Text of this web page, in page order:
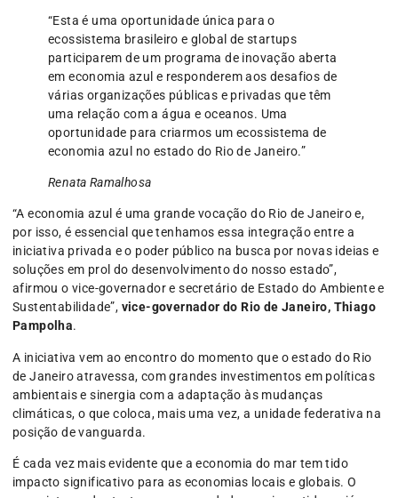
“Esta é uma oportunidade única para o
ecossistema brasileiro e global de startups
participarem de um programa de inovação aberta
em economia azul e responderem aos desafios de
várias organizações públicas e privadas que têm
uma relação com a água e oceanos. Uma
oportunidade para criarmos um ecossistema de
economia azul no estado do Rio de Janeiro.”
Renata Ramalhosa
“A economia azul é uma grande vocação do Rio de Janeiro e,
por isso, é essencial que tenhamos essa integração entre a
iniciativa privada e o poder público na busca por novas ideias e
soluções em prol do desenvolvimento do nosso estado”,
afirmou o vice-governador e secretário de Estado do Ambiente e
Sustentabilidade”, vice-governador do Rio de Janeiro, Thiago
Pampolha.
A iniciativa vem ao encontro do momento que o estado do Rio
de Janeiro atravessa, com grandes investimentos em políticas
ambientais e sinergia com a adaptação às mudanças
climáticas, o que coloca, mais uma vez, a unidade federativa na
posição de vanguarda.
É cada vez mais evidente que a economia do mar tem tido
impacto significativo para as economias locais e globais. O